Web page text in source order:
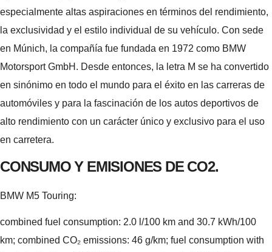
especialmente altas aspiraciones en términos del rendimiento,
la exclusividad y el estilo individual de su vehículo. Con sede
en Múnich, la compañía fue fundada en 1972 como BMW
Motorsport GmbH. Desde entonces, la letra M se ha convertido
en sinónimo en todo el mundo para el éxito en las carreras de
automóviles y para la fascinación de los autos deportivos de
alto rendimiento con un carácter único y exclusivo para el uso
en carretera.
CONSUMO Y EMISIONES DE CO2.
BMW M5 Touring:
combined fuel consumption: 2.0 l/100 km and 30.7 kWh/100
km; combined CO₂ emissions: 46 g/km; fuel consumption with